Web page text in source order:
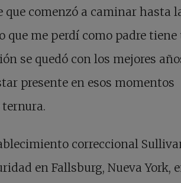
que comenzó a caminar hasta
que me perdí como padre tiene
se quedó con los mejores
presente en esos momentos
correccional
en Fallsburg, Nueva York,